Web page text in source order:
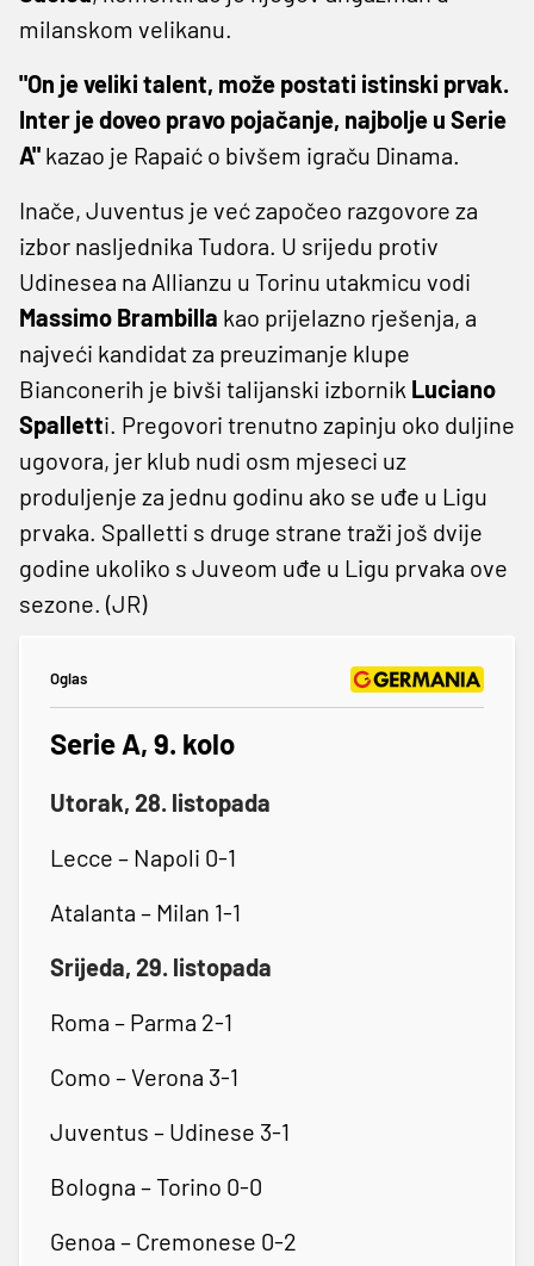
milanskom velikanu.
"On je veliki talent, može postati istinski prvak.
Inter je doveo pravo pojačanje, najbolje u Serie
A" kazao je Rapaić o bivšem igraču Dinama.
Inače, Juventus je već započeo razgovore za
izbor nasljednika Tudora. U srijedu protiv
Udinesea na Allianzu u Torinu utakmicu vodi
Massimo Brambilla kao prijelazno rješenja, a
najveći kandidat za preuzimanje klupe
Bianconerih je bivši talijanski izbornik Luciano
Spalletti. Pregovori trenutno zapinju oko duljine
ugovora, jer klub nudi osm mjeseci uz
produljenje za jednu godinu ako se uđe u Ligu
prvaka. Spalletti s druge strane traži još dvije
godine ukoliko s Juveom uđe u Ligu prvaka ove
sezone. (JR)
Oglas
Serie A, 9. kolo
Utorak, 28. listopada
Lecce – Napoli 0-1
Atalanta – Milan 1-1
Srijeda, 29. listopada
Roma – Parma 2-1
Como – Verona 3-1
Juventus – Udinese 3-1
Bologna – Torino 0-0
Genoa – Cremonese 0-2